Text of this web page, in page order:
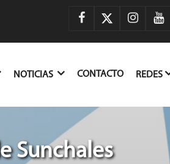
NOTICIAS CONTACTO REDES
Sunchales